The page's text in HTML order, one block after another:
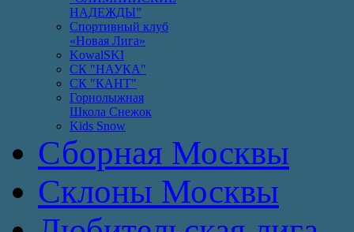
НАДЕЖДЫ”
Спортивный клуб
«Новая Лига»
KowalSKI
СК "НАУКА"
СК "КАНТ"
Горнолыжная
Школа Снежок
Kids Snow
Сборная Москвы
Склоны Москвы